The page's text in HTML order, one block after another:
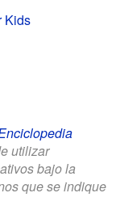
Kids
utilizar
bajo la
que se indique